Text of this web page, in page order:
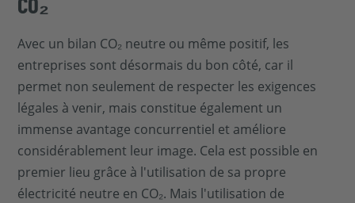
Avec un bilan CO₂ neutre ou même positif, les
entreprises sont désormais du bon côté, car il
permet non seulement de respecter les exigences
légales à venir, mais constitue également un
immense avantage concurrentiel et améliore
considérablement leur image. Cela est possible en
premier lieu grâce à l'utilisation de sa propre
électricité neutre en CO₂. Mais l'utilisation de